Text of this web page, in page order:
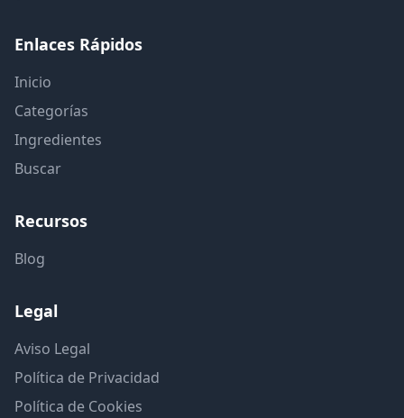
Enlaces Rápidos
Inicio
Categorías
Ingredientes
Buscar
Recursos
Blog
Legal
Aviso Legal
Política de Privacidad
Política de Cookies